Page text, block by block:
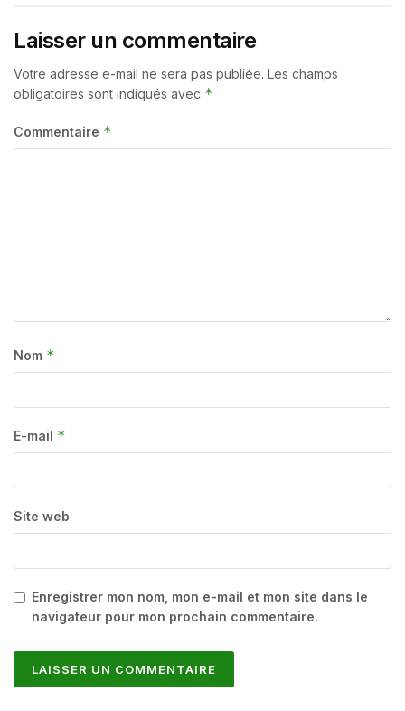
Laisser un commentaire
Votre adresse e-mail ne sera pas publiée. Les champs
obligatoires sont indiqués avec *
Commentaire *
Nom *
E-mail *
Site web
Enregistrer mon nom, mon e-mail et mon site dans le
navigateur pour mon prochain commentaire.